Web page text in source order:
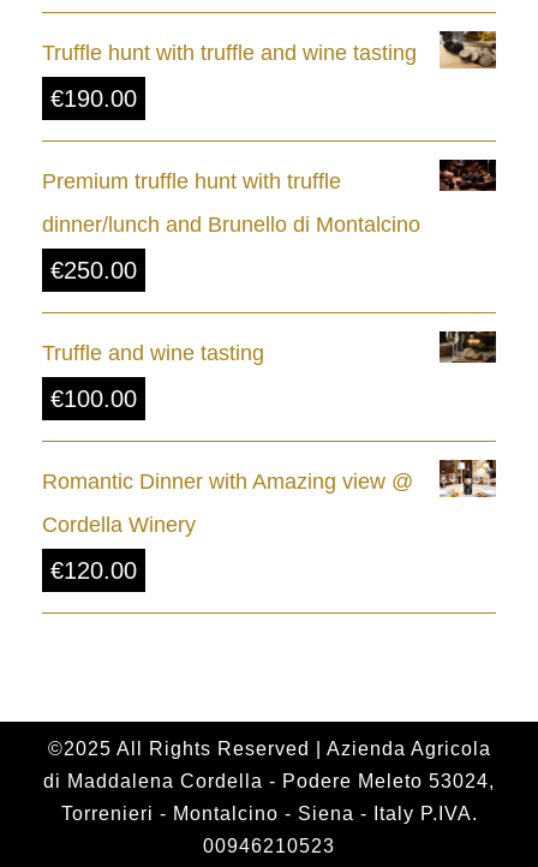
g
e
€
8
.
0
t
r
o
h
4
.
0
Truffle hunt with truffle and wine tasting
€190.00
Premium truffle hunt with truffle
dinner/lunch and Brunello di Montalcino
€250.00
Truffle and wine tasting
€100.00
Romantic Dinner with Amazing view @
Cordella Winery
€120.00
©2025 All Rights Reserved | Azienda Agricola
di Maddalena Cordella - Podere Meleto 53024,
Torrenieri - Montalcino - Siena - Italy P.IVA.
00946210523